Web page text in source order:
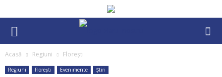
Acasă Regiuni Florești
Regiuni Florești Evenimente Știri